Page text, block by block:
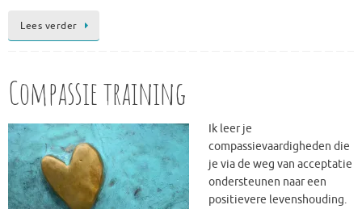
Lees verder
Compassie training
Ik leer je
compassievaardigheden die
je via de weg van acceptatie
ondersteunen naar een
positievere levenshouding.